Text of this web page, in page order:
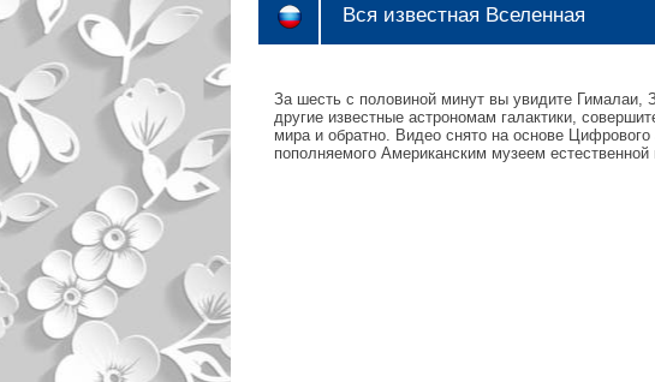
Вся известная Вселенная
За шесть с половиной минут вы увидите
другие известные астрономам галактики,
мира и обратно. Видео снято на основе
пополняемого Американским музеем естественной